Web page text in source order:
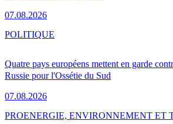
07.08.2026
Quatre pays européens mettent en garde
Russie pour l'Ossétie du Sud
07.08.2026
POLITIQUE
PROENERGIE, ENVIRONNEMENT ET